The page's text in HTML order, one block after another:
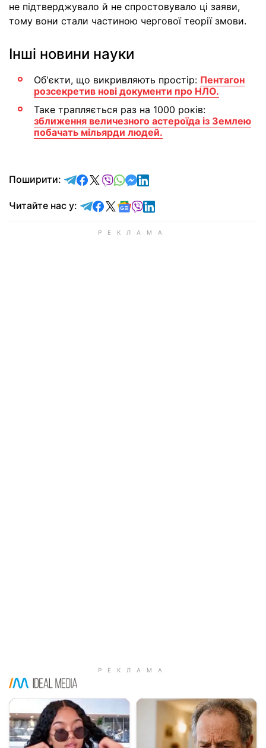
не підтверджувало й не спростовувало ці заяви,
тому вони стали частиною чергової теорії змови.
Інші новини науки
Об'єкти, що викривляють простір: Пентагон
розсекретив нові документи про НЛО.
Таке трапляється раз на 1000 років:
зближення величезного астероїда із Землею
побачать мільярди людей.
Поширити: відправити у Telegram
поділитись у Facebook
поділитись у X
відправити у Viber
відправити у Whatsapp
відправити у Messenger
відправити у LinkedIn
Читайте нас у: Читайте у Telegram
Читайте у Facebook
Читайте у X
Читайте у Google news
Читайте у Viber
Читайте у LinkedIn